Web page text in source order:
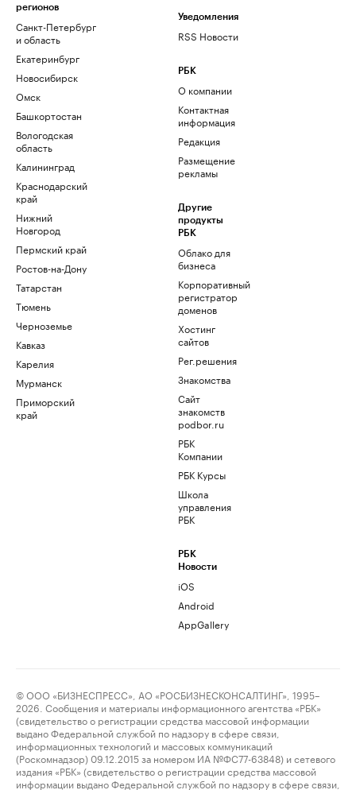
регионов
Санкт-Петербург
и область
Екатеринбург
Новосибирск
Омск
Башкортостан
Вологодская
область
Калининград
Краснодарский
край
Нижний
Новгород
Пермский край
Ростов-на-Дону
Татарстан
Тюмень
Черноземье
Кавказ
Карелия
Мурманск
Приморский
край
Уведомления
RSS Новости
РБК
О компании
Контактная
информация
Редакция
Размещение
рекламы
Другие
продукты
РБК
Облако для
бизнеса
Корпоративный
регистратор
доменов
Хостинг
сайтов
Рег.решения
Знакомства
Сайт
знакомств
podbor.ru
РБК
Компании
РБК Курсы
Школа
управления
РБК
РБК
Новости
iOS
Android
AppGallery
© ООО «БИЗНЕСПРЕСС», АО «РОСБИЗНЕСКОНСАЛТИНГ», 1995–
2026. Сообщения и материалы информационного агентства «РБК»
(свидетельство о регистрации средства массовой информации
выдано Федеральной службой по надзору в сфере связи,
информационных технологий и массовых коммуникаций
(Роскомнадзор) 09.12.2015 за номером ИА №ФС77-63848) и сетевого
издания «РБК» (свидетельство о регистрации средства массовой
информации выдано Федеральной службой по надзору в сфере связи,